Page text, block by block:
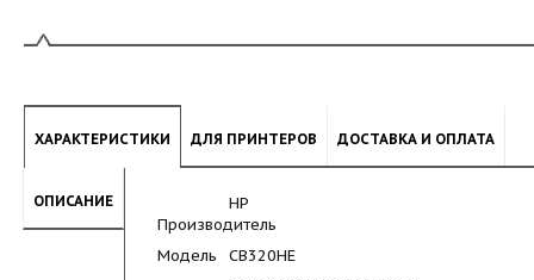
ХАРАКТЕРИСТИКИ ДЛЯ ПРИНТЕРОВ ДОСТАВКА И ОПЛАТА
ОПИСАНИЕ
HP
Производитель
CB320HE
Модель